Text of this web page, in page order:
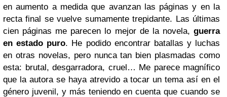
en aumento a medida que avanzan las páginas y en la
recta final se vuelve sumamente trepidante. Las últimas
cien páginas me parecen lo mejor de la novela, guerra
en estado puro. He podido encontrar batallas y luchas
en otras novelas, pero nunca tan bien plasmadas como
esta: brutal, desgarradora, cruel… Me parece magnífico
que la autora se haya atrevido a tocar un tema así en el
género juvenil, y más teniendo en cuenta que cuando se